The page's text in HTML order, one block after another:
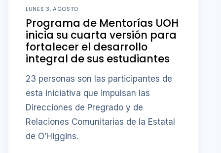
LUNES 3, AGOSTO
Programa de Mentorías UOH
inicia su cuarta versión para
fortalecer el desarrollo
integral de sus estudiantes
23 personas son las participantes de
esta iniciativa que impulsan las
Direcciones de Pregrado y de
Relaciones Comunitarias de la Estatal
de O’Higgins.